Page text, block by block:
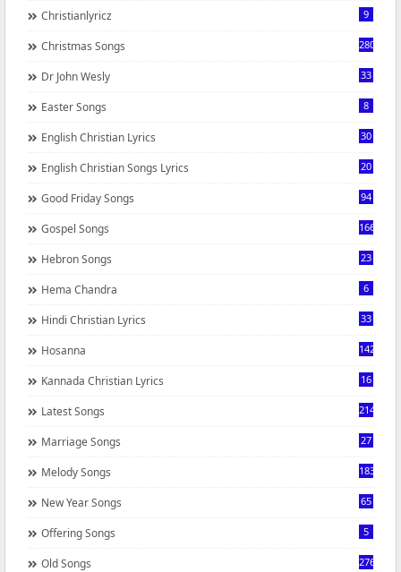
Christianlyricz 9
Christmas Songs 280
Dr John Wesly 33
Easter Songs 8
English Christian Lyrics 30
English Christian Songs Lyrics 20
Good Friday Songs 94
Gospel Songs 166
Hebron Songs 23
Hema Chandra 6
Hindi Christian Lyrics 33
Hosanna 142
Kannada Christian Lyrics 16
Latest Songs 214
Marriage Songs 27
Melody Songs 183
New Year Songs 65
Offering Songs 5
Old Songs 276